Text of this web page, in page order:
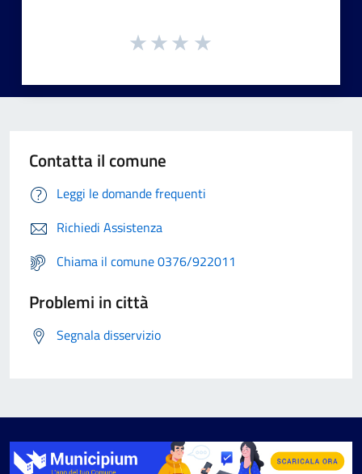
Contatta il comune
Leggi le domande frequenti
Richiedi Assistenza
Chiama il comune 0376/922011
Problemi in città
Segnala disservizio